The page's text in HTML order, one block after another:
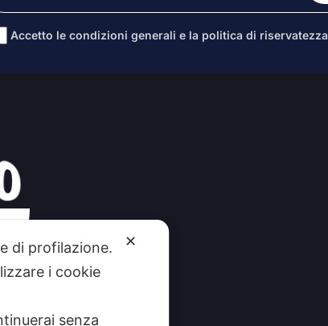
Accetto le condizioni generali e la politica di riservatezza
✕
di profilazione.
i cookie
senza